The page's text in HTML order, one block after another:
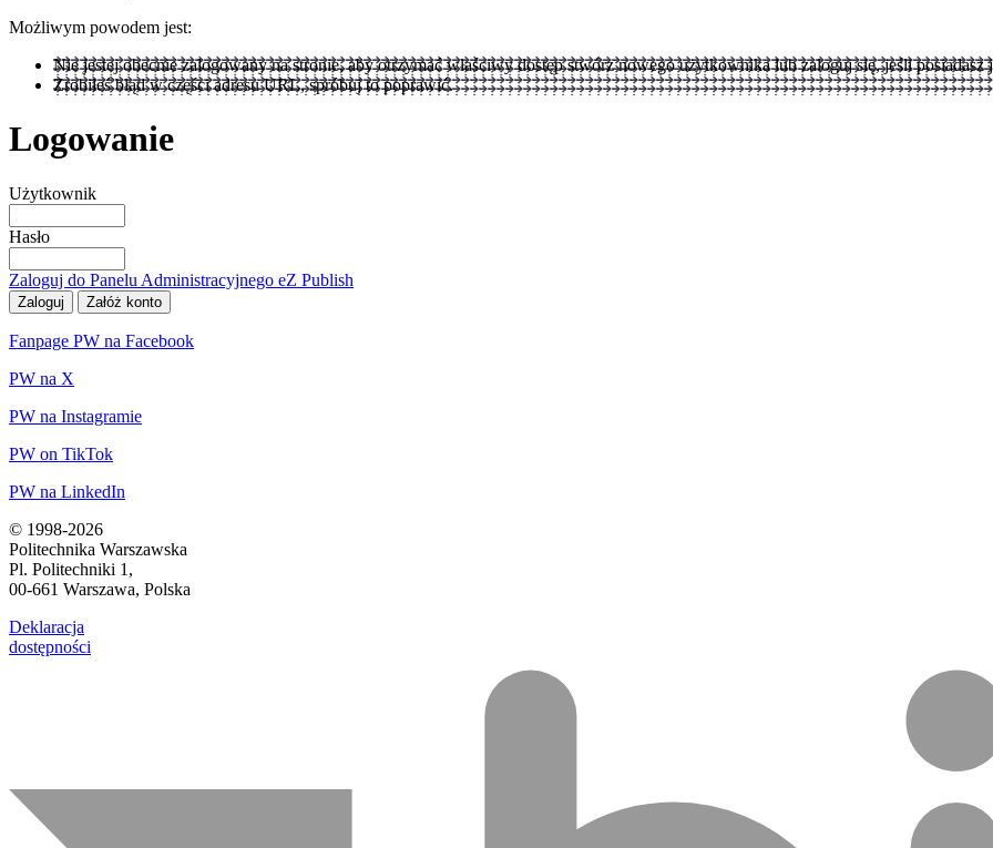
Możliwym powodem jest:
Nie jestej obecnie zalogowany na stronie, aby otrzymać właściwy dostęp stwórz nowego użytkownika lub zaloguj się, jeśli posiadasz
Zrobiłeś błąd w części adresu URL, spróbuj to poprawić.
Logowanie
Użytkownik
Hasło
Zaloguj do Panelu Administracyjnego eZ Publish
Fanpage PW na Facebook
PW na X
PW na Instagramie
PW on TikTok
PW na LinkedIn
© 1998-2026
Politechnika Warszawska
Pl. Politechniki 1,
00-661 Warszawa, Polska
Deklaracja
dostępności